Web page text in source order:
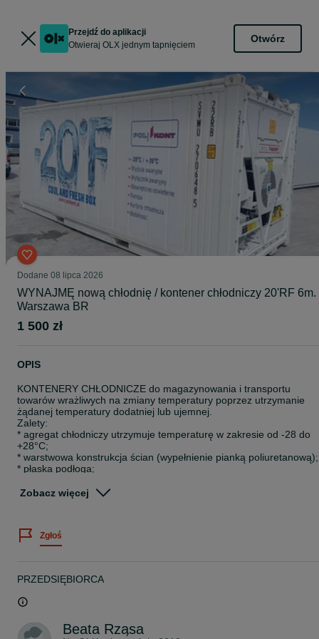
Przejdź do aplikacji
Otwieraj OLX jednym tapnięciem
Otwórz
Dodane 08 lipca 2026
WYNAJMĘ nową chłodnię / kontener chłodniczy 20'RF 6m.
Warszawa BR
1 500 zł
OPIS
KONTENERY CHŁODNICZE do magazynowania i transportu
towarów wrażliwych na zmiany temperatury poprzez utrzymanie
żądanej temperatury dodatniej lub ujemnej.
Zalety:
* agregat chłodniczy utrzymuje temperaturę w zakresie od -28 do
+28°C;
* warstwowa konstrukcja ścian (wypełnienie pianką poliuretanową);
* płaska podłoga;
* dodatkowe drzwi chroniące przed nadmierną wymianą powietrza;
20' RF KONTENER CHŁODNICZY
Długość 6058 mm
Wysokość 2591 mm
Wymiary wewnętrzne:
Zobacz więcej
Zgłoś
PRZEDSIĘBIORCA
Beata Rząsa